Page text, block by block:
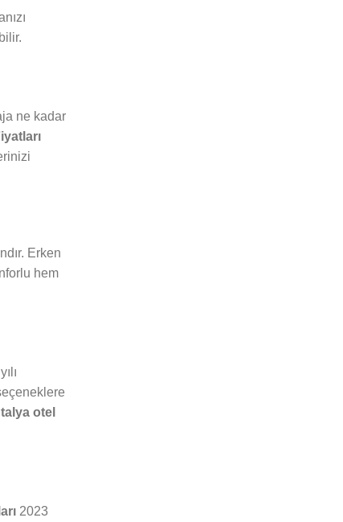
ne kadar
Erken
hem
otel
2023